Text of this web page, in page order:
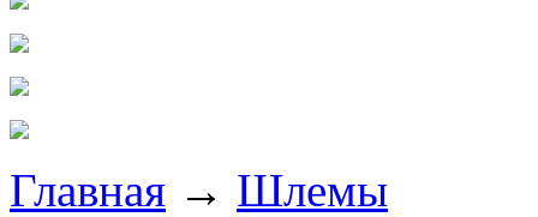
Главная → Шлемы